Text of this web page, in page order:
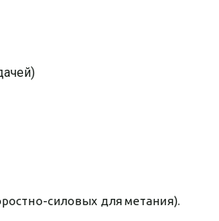
силовых для метания).